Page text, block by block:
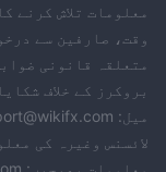
وقت، صارفین سے
متعلقہ قانونی
بروکرز کے خلاف
میل: cs@wikifx.com، support@wikifx.com
لائسنس وغیرہ کی
معلومات بھیجیں: qa@wikifx.com